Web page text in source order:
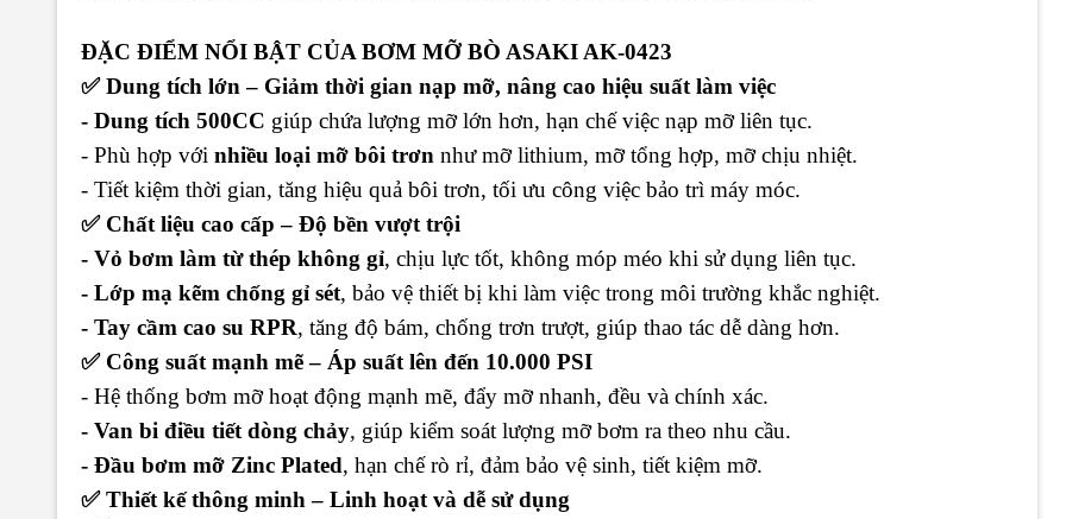
ĐẶC ĐIỂM NỔI BẬT CỦA BƠM MỠ BÒ ASAKI AK-0423
✅Dung tích lớn – Giảm thời gian nạp mỡ, nâng cao hiệu suất làm việc
- Dung tích 500CC giúp chứa lượng mỡ lớn hơn, hạn chế việc nạp mỡ liên tục.
- Phù hợp với nhiều loại mỡ bôi trơn như mỡ lithium, mỡ tổng hợp, mỡ chịu nhiệt.
- Tiết kiệm thời gian, tăng hiệu quả bôi trơn, tối ưu công việc bảo trì máy móc.
✅Chất liệu cao cấp – Độ bền vượt trội
- Vỏ bơm làm từ thép không gỉ, chịu lực tốt, không móp méo khi sử dụng liên tục.
- Lớp mạ kẽm chống gỉ sét, bảo vệ thiết bị khi làm việc trong môi trường khắc nghiệt.
- Tay cầm cao su RPR, tăng độ bám, chống trơn trượt, giúp thao tác dễ dàng hơn.
✅Công suất mạnh mẽ – Áp suất lên đến 10.000 PSI
- Hệ thống bơm mỡ hoạt động mạnh mẽ, đẩy mỡ nhanh, đều và chính xác.
- Van bi điều tiết dòng chảy, giúp kiểm soát lượng mỡ bơm ra theo nhu cầu.
- Đầu bơm mỡ Zinc Plated, hạn chế rò rỉ, đảm bảo vệ sinh, tiết kiệm mỡ.
✅Thiết kế thông minh – Linh hoạt và dễ sử dụng